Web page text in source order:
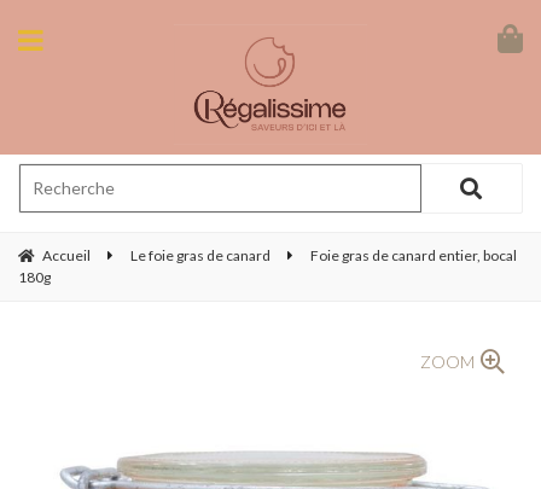
Accueil Le foie gras de canard
Foie gras de canard entier, bocal
180g
ZOOM